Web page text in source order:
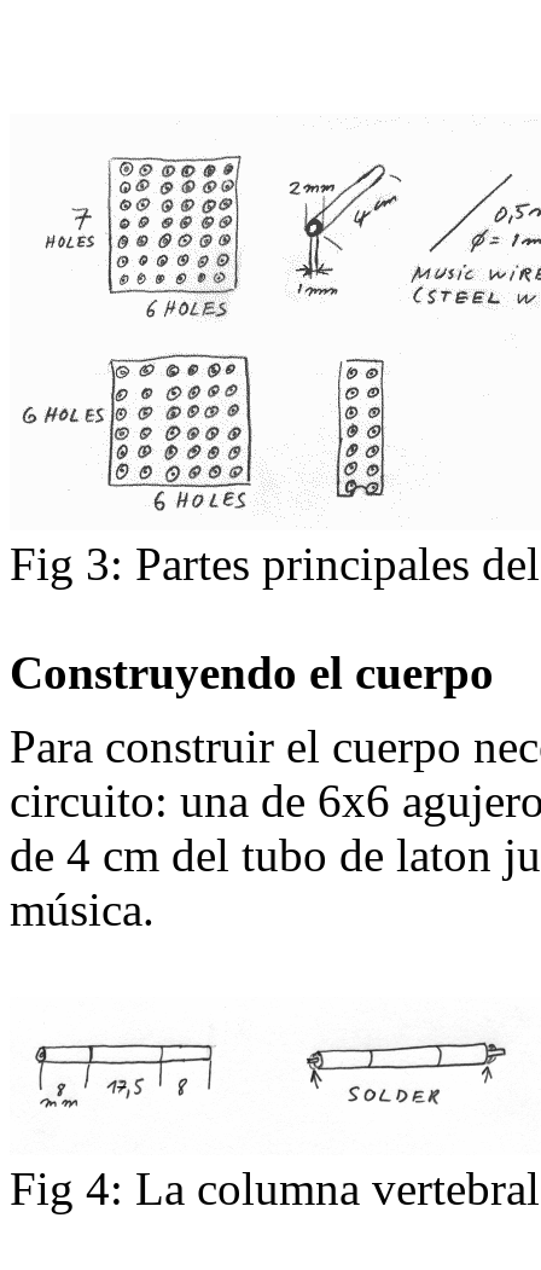
Fig 3: Partes principales
Construyendo el cuerpo
Para construir el cuerpo
circuito: una de 6x6
de 4 cm del tubo de laton
música.
Fig 4: La columna